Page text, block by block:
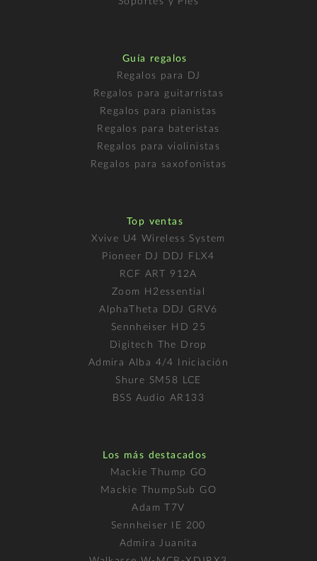
Guía regalos
Regalos para DJ
Regalos para guitarristas
Regalos para pianistas
Regalos para bateristas
Regalos para violinistas
Regalos para saxofonistas
Top ventas
Xvive U4 Wireless System
Pioneer DJ DDJ FLX4
RCF ART 912A
Zoom H2essential
AlphaTheta DDJ GRV6
Sennheiser HD 25
Digitech The Drop
Admira Alba 4/4 Iniciación
Shure SM58 LCE
BSS Audio AR133
Los más destacados
Mackie Thump GO
Mackie ThumpSub GO
Adam T7V
Sennheiser IE 200
Admira Juanita